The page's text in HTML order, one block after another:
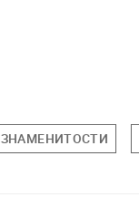
ЗНАМЕНИТОСТИ